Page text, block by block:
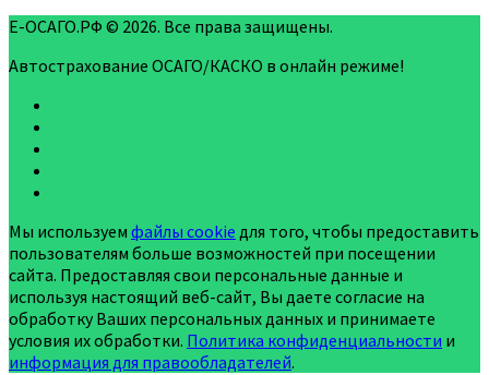
Е-ОСАГО.РФ © 2026. Все права защищены.
Автострахование ОСАГО/КАСКО в онлайн режиме!
Мы используем файлы cookie для того, чтобы предоставить
пользователям больше возможностей при посещении
сайта. Предоставляя свои персональные данные и
используя настоящий веб-сайт, Вы даете согласие на
обработку Ваших персональных данных и принимаете
условия их обработки. Политика конфиденциальности и
информация для правообладателей.